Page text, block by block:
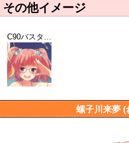
その他イメージ
C90バスタオルイメージ
螺子川来夢 (